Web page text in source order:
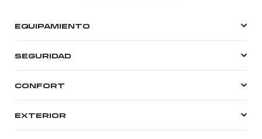
EQUIPAMIENTO
SEGURIDAD
CONFORT
EXTERIOR